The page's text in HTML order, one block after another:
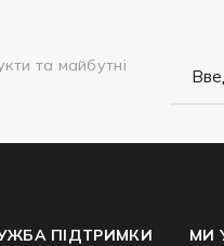
та майбутні
ПІДТРИМКИ МИ